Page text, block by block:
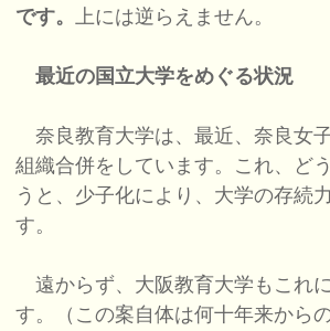
です。上には逆らえません。
最近の国立大学をめぐる状況
奈良教育大学は、最近、奈良女
組織合併をしています。これ、ど
うと、少子化により、大学の存続
す。
遠からず、大阪教育大学もこれ
す。（この案自体は何十年来から